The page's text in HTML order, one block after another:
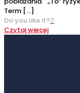
Term […]
Do you like it?7
Czytaj więcej